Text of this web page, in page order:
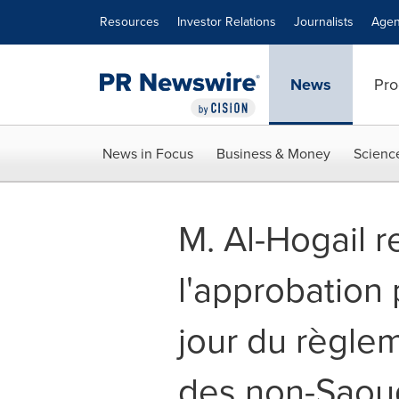
Resources Investor Relations Journalists
News
News in Focus Business & Money
M. Al-Hogail
l'approbation
jour du